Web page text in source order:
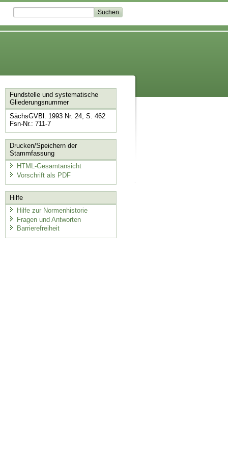
Fundstelle und systematische
Gliederungsnummer
SächsGVBl. 1993 Nr. 24, S. 462
Fsn-Nr.: 711-7
Drucken/Speichern der
Stammfassung
HTML-Gesamtansicht
Vorschrift als PDF
Hilfe
Hilfe zur Normenhistorie
Fragen und Antworten
Barrierefreiheit